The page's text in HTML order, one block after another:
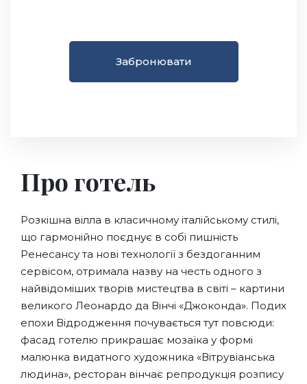
Забронювати
Про готель
Розкішна вілла в класичному італійському стилі,
що гармонійно поєднує в собі пишність
Ренесансу та нові технології з бездоганним
сервісом, отримала назву на честь одного з
найвідоміших творів мистецтва в світі – картини
великого Леонардо да Вінчі «Джоконда». Подих
епохи Відродження почувається тут повсюди:
фасад готелю прикрашає мозаїка у формі
малюнка видатного художника «Вітрувіанська
людина», ресторан вінчає репродукція розпису